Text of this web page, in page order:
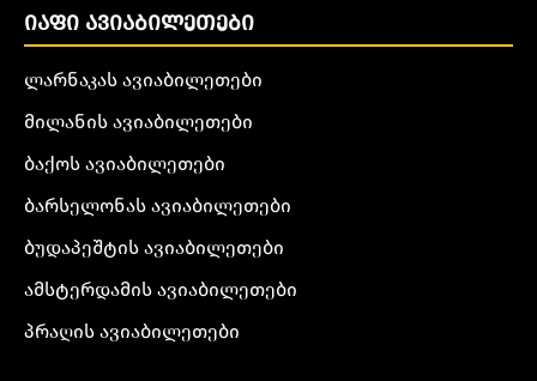
ᲘᲐᲤᲘ ᲐᲕᲘᲐᲑᲘᲚᲔᲗᲔᲑᲘ
ლარნაკას ავიაბილეთები
მილანის ავიაბილეთები
ბაქოს ავიაბილეთები
ბარსელონას ავიაბილეთები
ბუდაპეშტის ავიაბილეთები
ამსტერდამის ავიაბილეთები
პრაღის ავიაბილეთები